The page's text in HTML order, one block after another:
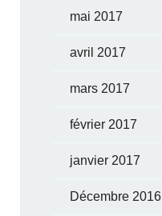
mai 2017
avril 2017
mars 2017
février 2017
janvier 2017
Décembre 2016